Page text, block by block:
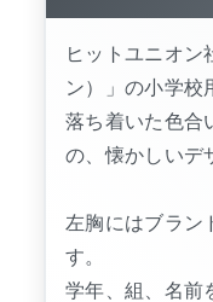
ヒットユニオン
ン）」の小学校
落ち着いた色合
の、懐かしいデ
左胸にはブラン
す。
学年、組、名前